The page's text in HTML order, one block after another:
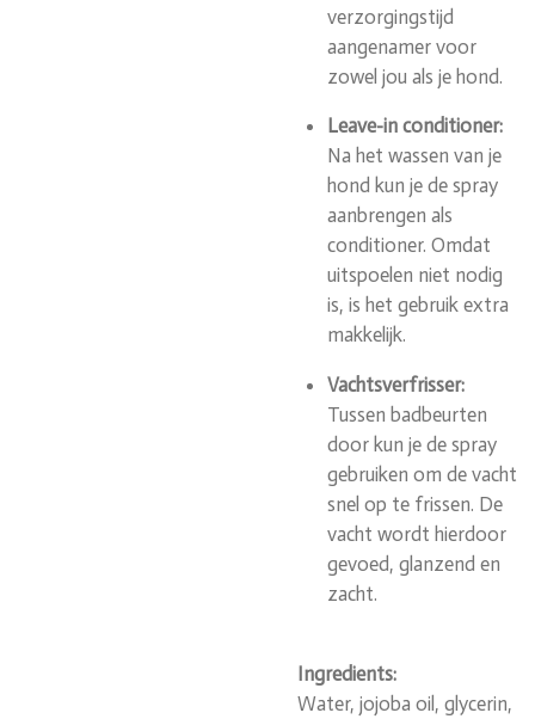
verzorgingstijd
aangenamer voor
zowel jou als je hond.
Leave-in conditioner:
Na het wassen van je
hond kun je de spray
aanbrengen als
conditioner. Omdat
uitspoelen niet nodig
is, is het gebruik extra
makkelijk.
Vachtsverfrisser:
Tussen badbeurten
door kun je de spray
gebruiken om de vacht
snel op te frissen. De
vacht wordt hierdoor
gevoed, glanzend en
zacht.
Ingredients:
Water, jojoba oil, glycerin,